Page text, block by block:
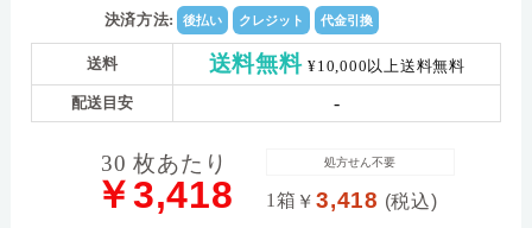
決済方法: 後払い クレジット 代金引換
送料 送料無料 ¥10,000以上送料無料
配送目安 -
30 枚あたり
￥3,418 1箱 ￥3,418 (税込)
処方せん不要